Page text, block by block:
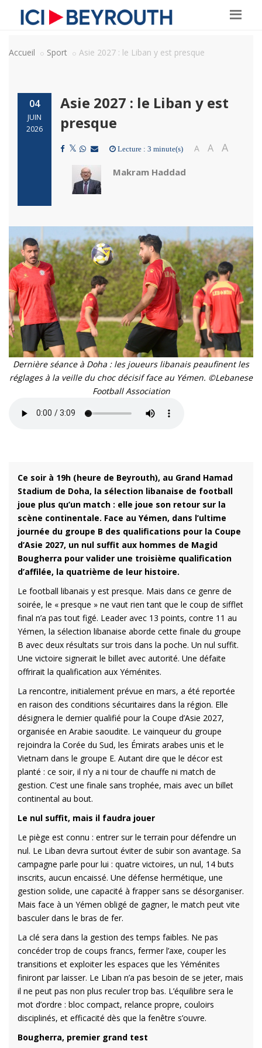
Accueil Sport Asie 2027 : le Liban y est presque
04
JUIN
2026
Asie 2027 : le Liban y est
presque
Lecture : 3 minute(s) A A A
Makram Haddad
Dernière séance à Doha : les joueurs libanais peaufinent les
réglages à la veille du choc décisif face au Yémen. ©Lebanese
Football Association
Ce soir à 19h (heure de Beyrouth), au Grand Hamad
Stadium de Doha, la sélection libanaise de football
joue plus qu’un match : elle joue son retour sur la
scène continentale. Face au Yémen, dans l’ultime
journée du groupe B des qualifications pour la Coupe
d’Asie 2027, un nul suffit aux hommes de Magid
Bougherra pour valider une troisième qualification
d’affilée, la quatrième de leur histoire.
Le football libanais y est presque. Mais dans ce genre de
soirée, le « presque » ne vaut rien tant que le coup de sifflet
final n’a pas tout figé. Leader avec 13 points, contre 11 au
Yémen, la sélection libanaise aborde cette finale du groupe
B avec deux résultats sur trois dans la poche. Un nul suffit.
Une victoire signerait le billet avec autorité. Une défaite
offrirait la qualification aux Yéménites.
La rencontre, initialement prévue en mars, a été reportée
en raison des conditions sécuritaires dans la région. Elle
désignera le dernier qualifié pour la Coupe d’Asie 2027,
organisée en Arabie saoudite. Le vainqueur du groupe
rejoindra la Corée du Sud, les Émirats arabes unis et le
Vietnam dans le groupe E. Autant dire que le décor est
planté : ce soir, il n’y a ni tour de chauffe ni match de
gestion. C’est une finale sans trophée, mais avec un billet
continental au bout.
Le nul suffit, mais il faudra jouer
Le piège est connu : entrer sur le terrain pour défendre un
nul. Le Liban devra surtout éviter de subir son avantage. Sa
campagne parle pour lui : quatre victoires, un nul, 14 buts
inscrits, aucun encaissé. Une défense hermétique, une
gestion solide, une capacité à frapper sans se désorganiser.
Mais face à un Yémen obligé de gagner, le match peut vite
basculer dans le bras de fer.
La clé sera dans la gestion des temps faibles. Ne pas
concéder trop de coups francs, fermer l’axe, couper les
transitions et exploiter les espaces que les Yéménites
finiront par laisser. Le Liban n’a pas besoin de se jeter, mais
il ne peut pas non plus reculer trop bas. L’équilibre sera le
mot d’ordre : bloc compact, relance propre, couloirs
disciplinés, et efficacité dès que la fenêtre s’ouvre.
Bougherra, premier grand test